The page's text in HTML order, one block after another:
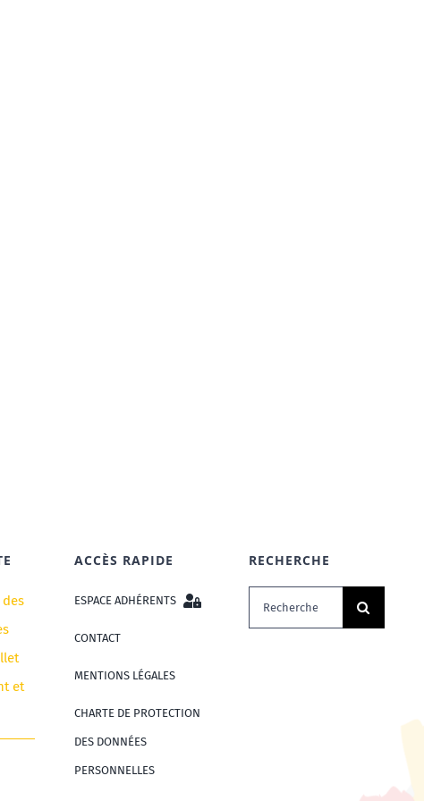
et
ACCÈS RAPIDE
ESPACE ADHÉRENTS
CONTACT
MENTIONS LÉGALES
CHARTE DE PROTECTION
DES DONNÉES
PERSONNELLES
RECHERCHE
Rechercher: